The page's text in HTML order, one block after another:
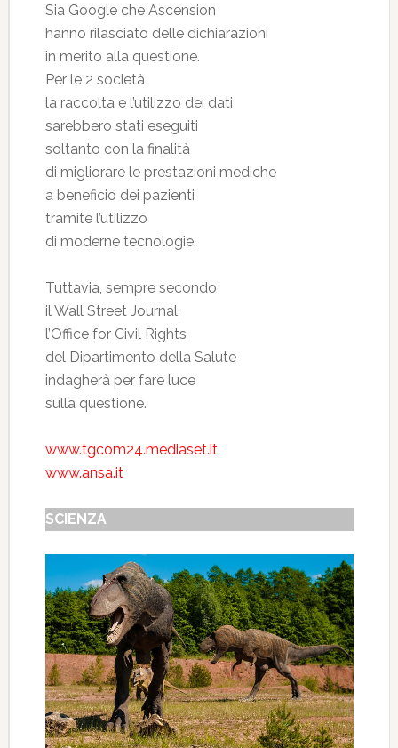
Sia Google che Ascension
hanno rilasciato delle dichiarazioni
in merito alla questione.
Per le 2 società
la raccolta e l’utilizzo dei dati
sarebbero stati eseguiti
soltanto con la finalità
di migliorare le prestazioni mediche
a beneficio dei pazienti
tramite l’utilizzo
di moderne tecnologie.
Tuttavia, sempre secondo
il Wall Street Journal,
l’Office for Civil Rights
del Dipartimento della Salute
indagherà per fare luce
sulla questione.
www.tgcom24.mediaset.it
www.ansa.it
SCIENZA